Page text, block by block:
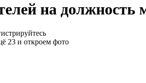
на должность
23 и откроем фото